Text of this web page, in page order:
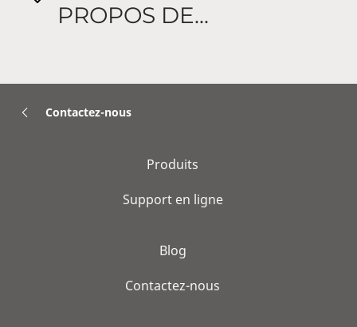
PROPOS DE...
Contactez-nous
Produits
Support en ligne
Blog
Contactez-nous